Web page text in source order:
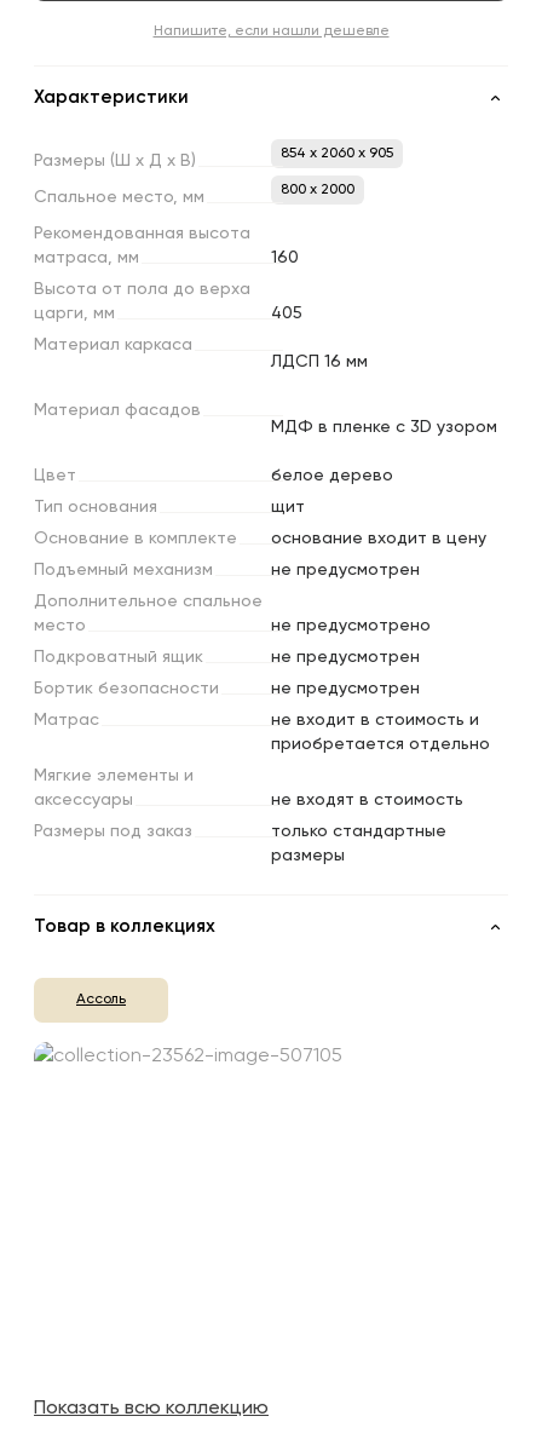
Напишите, если нашли дешевле
Характеристики
Размеры (Ш х Д х В) 854 x 2060 x 905
Спальное место, мм 800 х 2000
Рекомендованная высота
матраса, мм
160
Высота от пола до верха
царги, мм
405
Материал каркаса
ЛДСП 16 мм
Материал фасадов
МДФ в пленке с 3D узором
Цвет
белое дерево
Тип основания
щит
Основание в комплекте
основание входит в цену
Подъемный механизм
не предусмотрен
Дополнительное спальное
место
не предусмотрено
Подкроватный ящик
не предусмотрен
Бортик безопасности
не предусмотрен
Матрас
не входит в стоимость и
приобретается отдельно
Мягкие элементы и
аксессуары
не входят в стоимость
Размеры под заказ
только стандартные
размеры
Товар в коллекциях
Ассоль
Показать всю коллекцию